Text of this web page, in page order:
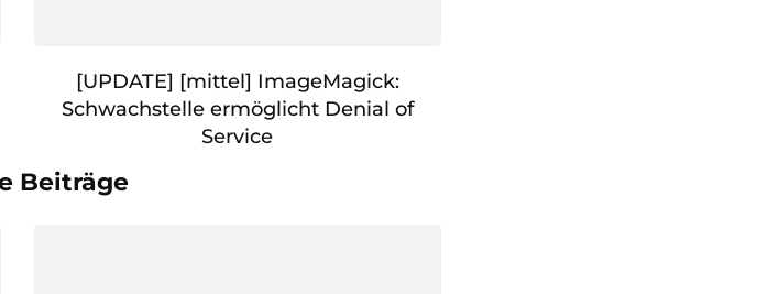
[UPDATE] [mittel] ImageMagick:
Schwachstelle ermöglicht Denial of
Service
Beiträge